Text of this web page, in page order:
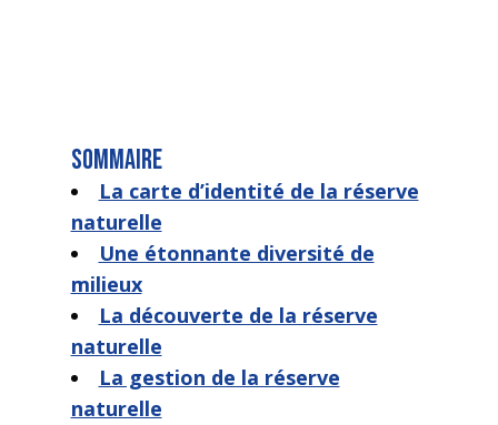
Sommaire
La carte d’identité de la réserve
naturelle
Une étonnante diversité de
milieux
La découverte de la réserve
naturelle
La gestion de la réserve
naturelle